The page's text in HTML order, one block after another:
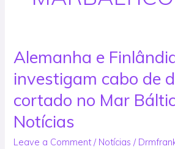
Alemanha e
investigam cabo de
cortado no Mar
Notícias
Leave a Comment / Notícias /
Alemanha
e
Finlândia
investigam
cabo
de
dados